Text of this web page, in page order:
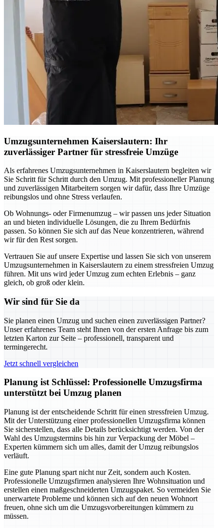
Umzugsunternehmen Kaiserslautern: Ihr
zuverlässiger Partner für stressfreie Umzüge
Als erfahrenes Umzugsunternehmen in Kaiserslautern begleiten wir
Sie Schritt für Schritt durch den Umzug. Mit professioneller Planung
und zuverlässigen Mitarbeitern sorgen wir dafür, dass Ihre Umzüge
reibungslos und ohne Stress verlaufen.
Ob Wohnungs- oder Firmenumzug – wir passen uns jeder Situation
an und bieten individuelle Lösungen, die zu Ihrem Bedürfnis
passen. So können Sie sich auf das Neue konzentrieren, während
wir für den Rest sorgen.
Vertrauen Sie auf unsere Expertise und lassen Sie sich von unserem
Umzugsunternehmen in Kaiserslautern zu einem stressfreien Umzug
führen. Mit uns wird jeder Umzug zum echten Erlebnis – ganz
gleich, ob groß oder klein.
Wir sind für Sie da
Sie planen einen Umzug und suchen einen zuverlässigen Partner?
Unser erfahrenes Team steht Ihnen von der ersten Anfrage bis zum
letzten Karton zur Seite – professionell, transparent und
termingerecht.
Jetzt schnell vergleichen
Planung ist Schlüssel: Professionelle Umzugsfirma
unterstützt bei Umzug planen
Planung ist der entscheidende Schritt für einen stressfreien Umzug.
Mit der Unterstützung einer professionellen Umzugsfirma können
Sie sicherstellen, dass alle Details berücksichtigt werden. Von der
Wahl des Umzugstermins bis hin zur Verpackung der Möbel –
Experten kümmern sich um alles, damit der Umzug reibungslos
verläuft.
Eine gute Planung spart nicht nur Zeit, sondern auch Kosten.
Professionelle Umzugsfirmen analysieren Ihre Wohnsituation und
erstellen einen maßgeschneiderten Umzugspaket. So vermeiden Sie
unerwartete Probleme und können sich auf den neuen Wohnort
freuen, ohne sich um die Umzugsvorbereitungen kümmern zu
müssen.